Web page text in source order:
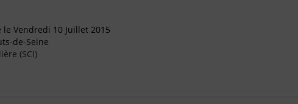
Vendredi 10 Juillet 2015
de-Seine
(SCI)